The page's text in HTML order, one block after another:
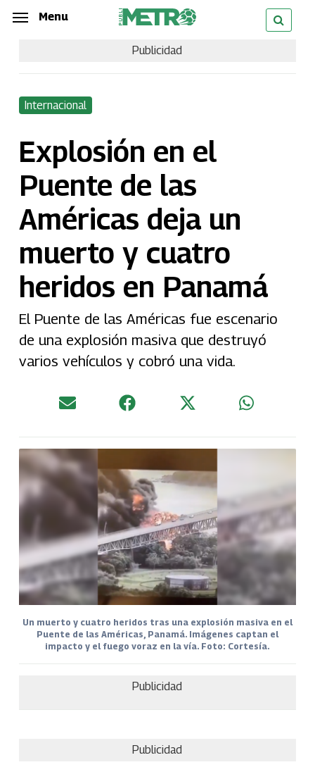
Skip
content
Menu
Publicidad
Internacional
Explosión en el
Puente de las
Américas deja un
muerto y cuatro
heridos en Panamá
El Puente de las Américas fue escenario
de una explosión masiva que destruyó
varios vehículos y cobró una vida.
Un muerto y cuatro heridos tras una explosión masiva en el
Puente de las Américas, Panamá. Imágenes captan el
impacto y el fuego voraz en la vía. Foto: Cortesía.
Publicidad
Publicidad
Menu